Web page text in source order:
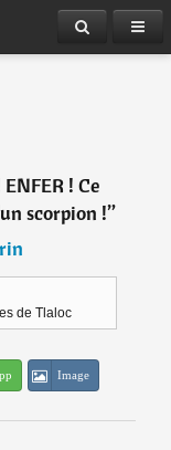
! Ce
scorpion !”
de Tlaloc
Image